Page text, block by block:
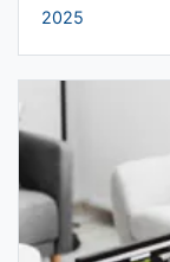
2025